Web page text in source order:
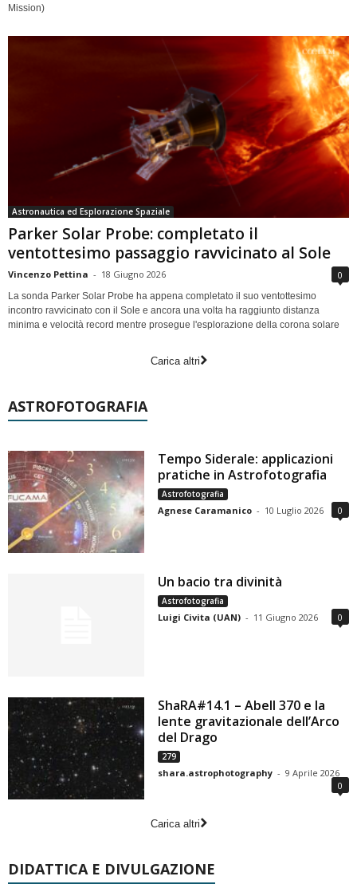
Mission)
Astronautica ed Esplorazione Spaziale
Parker Solar Probe: completato il
ventottesimo passaggio ravvicinato al Sole
Vincenzo Pettina - 18 Giugno 2026 0
La sonda Parker Solar Probe ha appena completato il suo ventottesimo
incontro ravvicinato con il Sole e ancora una volta ha raggiunto distanza
minima e velocità record mentre prosegue l'esplorazione della corona solare
Carica altri
ASTROFOTOGRAFIA
Tempo Siderale: applicazioni
pratiche in Astrofotografia
Astrofotografia
Agnese Caramanico - 10 Luglio 2026 0
Un bacio tra divinità
Astrofotografia
Luigi Civita (UAN) - 11 Giugno 2026 0
ShaRA#14.1 – Abell 370 e la
lente gravitazionale dell’Arco
del Drago
279
shara.astrophotography - 9 Aprile 2026
0
Carica altri
DIDATTICA E DIVULGAZIONE